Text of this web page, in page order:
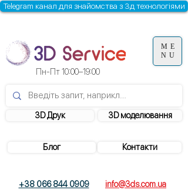
3D моделювання
Контакти
3D Друк
+38 066 844 0909 info@3ds.com.ua
Блог
Пн-Пт 10:00–19:00
Telegram канал для знайомства з 3д технологіями
ME
NU